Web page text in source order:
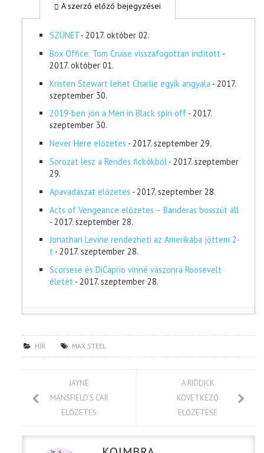
A szerző előző bejegyzései
SZÜNET - 2017. október 02.
Box Office: Tom Cruise visszafogottan indított -
2017. október 01.
Kristen Stewart lehet Charlie egyik angyala - 2017.
szeptember 30.
2019-ben jön a Men in Black spin off - 2017.
szeptember 30.
Never Here előzetes - 2017. szeptember 29.
Sorozat lesz a Rendes fickókból - 2017. szeptember
29.
Apavadászat előzetes - 2017. szeptember 28.
Acts of Vengeance előzetes – Banderas bosszút áll
- 2017. szeptember 28.
Jonathan Levine rendezheti az Amerikába jöttem 2-
t - 2017. szeptember 28.
Scorsese és DiCaprio vinné vászonra Roosevelt
életét - 2017. szeptember 28.
HÍR MAX STEEL
JAYNE
MANSFIELD’S CAR
ELŐZETES
A RIDDICK
KÖVETKEZŐ
ELŐZETESE